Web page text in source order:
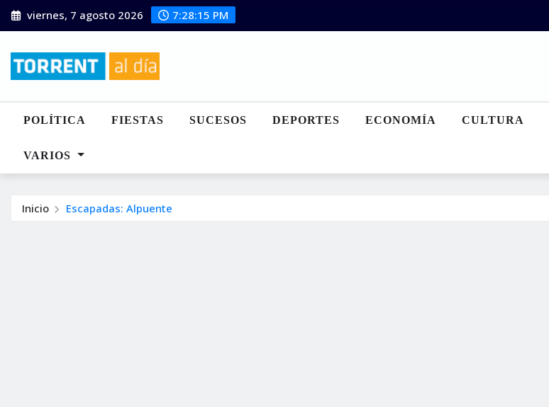
Saltar
al
viernes, 7 agosto 2026 7:28:15 PM
POLÍTICA FIESTAS SUCESOS DEPORTES ECONOMÍA CULTURA
VARIOS
Inicio Escapadas: Alpuente